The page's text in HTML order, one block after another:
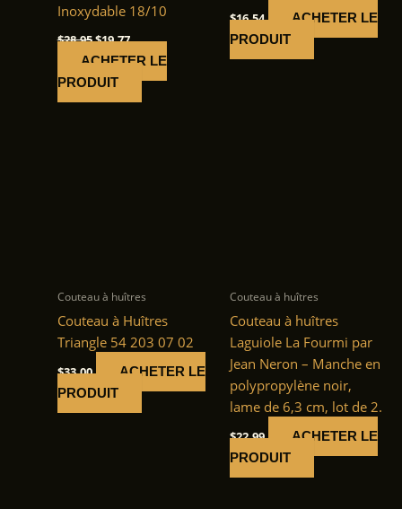
Inoxydable 18/10
$28.95Le
initial
était :
$19.77Le
actuel
est :
ACHETER LE
PRODUIT
$16.54
ACHETER LE
PRODUIT
Couteau à huîtres
Couteau à Huîtres
Triangle 54 203 07 02
$33.00
ACHETER LE
PRODUIT
Couteau à huîtres
Couteau à huîtres
Laguiole La Fourmi par
Jean Neron – Manche en
polypropylène noir,
lame de 6,3 cm, lot de 2.
$22.99
ACHETER LE
PRODUIT